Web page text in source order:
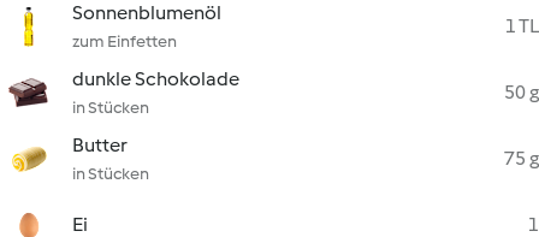
Sonnenblumenöl
zum Einfetten
1 TL
dunkle Schokolade
in Stücken
50 g
Butter
in Stücken
75 g
Ei 1